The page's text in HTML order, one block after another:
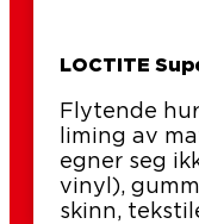
LOCTITE
Flytende
liming av
egner seg
vinyl),
skinn,